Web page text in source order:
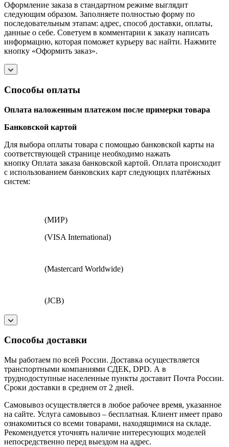
Оформление заказа в стандартном режиме выглядит
следующим образом. Заполняете полностью форму по
последовательным этапам: адрес, способ доставки, оплаты,
данные о себе. Советуем в комментарии к заказу написать
информацию, которая поможет курьеру вас найти. Нажмите
кнопку «Оформить заказ».
Способы оплаты
Оплата наложенным платежом после примерки товара
Банковской картой
Для выбора оплаты товара с помощью банковской карты на
соответствующей странице необходимо нажать
кнопку Оплата заказа банковской картой. Оплата происходит
с использованием банковских карт следующих платёжных
систем:
(МИР)
(VISA International)
(Mastercard Worldwide)
(JCB)
Способы доставки
Мы работаем по всей России. Доставка осуществляется
транспортными компаниями СДЕК, DPD. А в
труднодоступные населенные пункты доставит Почта России.
Сроки доставки в среднем от 2 дней.
Самовывоз осуществляется в любое рабочее время, указанное
на сайте. Услуга самовывоз – бесплатная. Клиент имеет право
ознакомиться со всеми товарами, находящимися на складе.
Рекомендуется уточнять наличие интересующих моделей
непосредственно перед выездом на адрес.